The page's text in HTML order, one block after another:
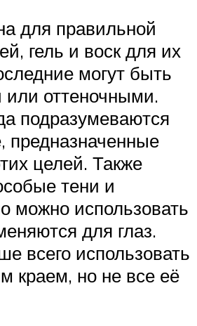
для правильной
гель и воск для их
могут быть
оттеночными.
подразумеваются
предназначенные
целей. Также
тени и
можно использовать
для глаз.
всего использовать
краем, но не все её